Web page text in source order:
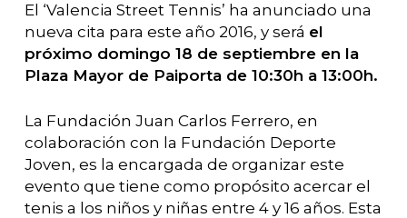
El ‘Valencia Street Tennis’ ha anunciado una
nueva cita para este año 2016, y será el
próximo domingo 18 de septiembre en la
Plaza Mayor de Paiporta de 10:30h a 13:00h.
La Fundación Juan Carlos Ferrero, en
colaboración con la Fundación Deporte
Joven, es la encargada de organizar este
evento que tiene como propósito acercar el
tenis a los niños y niñas entre 4 y 16 años. Esta